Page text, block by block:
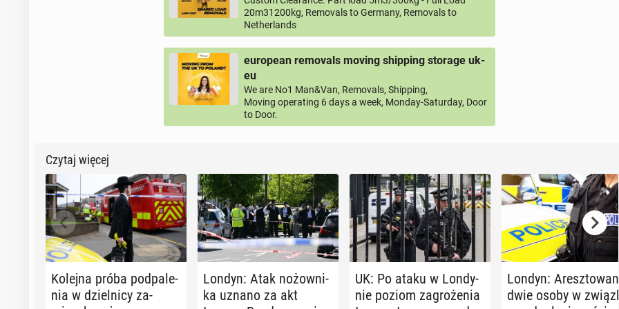
20m31200kg, Removals to Germany, Removals to
Netherlands
european removals moving shipping storage uk-
eu
We are No1 Man&Van, Removals, Shipping,
Moving operating 6 days a week, Monday-Saturday, Door
to Door.
Czytaj więcej
Kolejna próba pod­pa­le­
nia w dziel­ni­cy za­
Londyn: Atak no­żow­ni­
ka uznano za akt
UK: Po ataku w Lon­dy­
nie poziom za­gro­że­nia
Londyn: Aresz­to­wa­no
dwie osoby w